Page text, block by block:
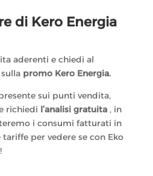
di Kero Energia
aderenti e chiedi al
promo Kero Energia.
sui punti vendita,
richiedi l’analisi gratuita, in
i consumi fatturati in
per vedere se con Eko